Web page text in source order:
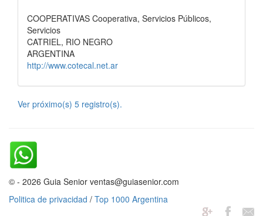
COOPERATIVAS Cooperativa, Servicios Públicos,
Servicios
CATRIEL, RIO NEGRO
ARGENTINA
http://www.cotecal.net.ar
Ver próximo(s) 5 registro(s).
© - 2026 Guia Senior ventas@guiasenior.com
Politica de privacidad / Top 1000 Argentina